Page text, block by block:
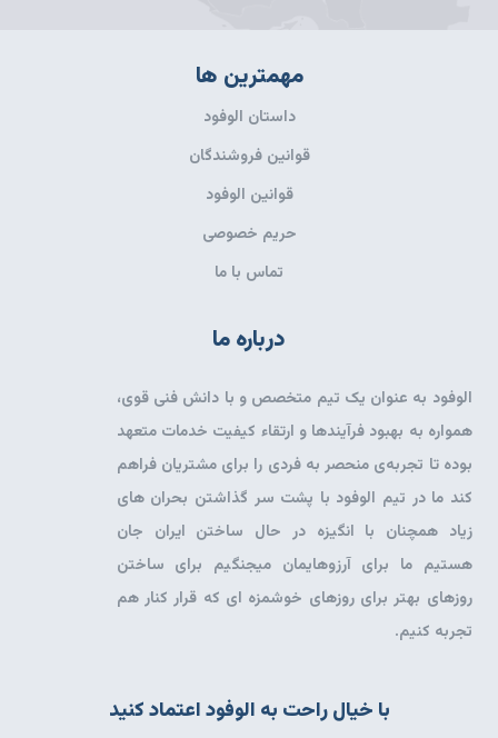
مهمترین ها
داستان الوفود
قوانین فروشندگان
قوانین الوفود
حریم خصوصی
تماس با ما
درباره ما
الوفود به عنوان یک تیم متخصص و با دانش فنی قوی،
همواره به بهبود فرآیندها و ارتقاء کیفیت خدمات متعهد
بوده تا تجربه‌ی منحصر به فردی را برای مشتریان فراهم
کند ما در تیم الوفود با پشت سر گذاشتن بحران های
زیاد همچنان با انگیزه در حال ساختن ایران جان
هستیم ما برای آرزوهایمان میجنگیم برای ساختن
روزهای بهتر برای روزهای خوشمزه ای که قرار کنار هم
تجربه کنیم.
با خیال راحت به الوفود اعتماد کنید